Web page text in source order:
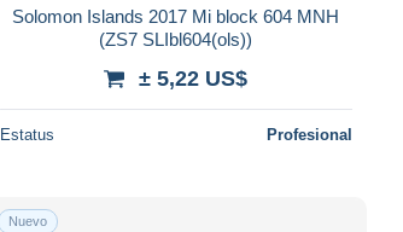
Solomon Islands 2017 Mi block 604 MNH
(ZS7 SLIbl604(ols))
± 5,22 US$
Estatus Profesional
Nuevo